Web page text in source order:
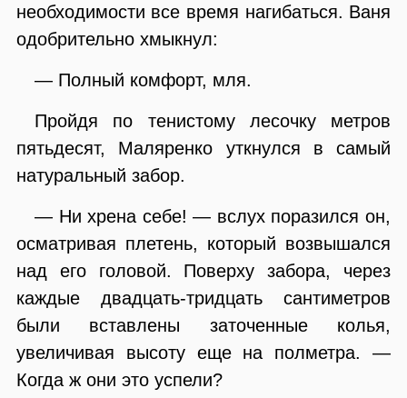
необходимости все время нагибаться. Ваня
одобрительно хмыкнул:
— Полный комфорт, мля.
Пройдя по тенистому лесочку метров
пятьдесят, Маляренко уткнулся в самый
натуральный забор.
— Ни хрена себе! — вслух поразился он,
осматривая плетень, который возвышался
над его головой. Поверху забора, через
каждые двадцать-тридцать сантиметров
были вставлены заточенные колья,
увеличивая высоту еще на полметра. —
Когда ж они это успели?